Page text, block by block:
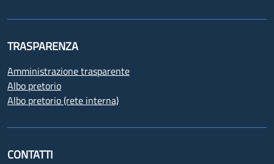
TRASPARENZA
Amministrazione trasparente
Albo pretorio
Albo pretorio (rete interna)
CONTATTI